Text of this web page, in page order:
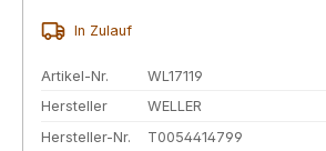
In Zulauf
Artikel-Nr.
WL17119
Hersteller
WELLER
Hersteller-Nr.
T0054414799